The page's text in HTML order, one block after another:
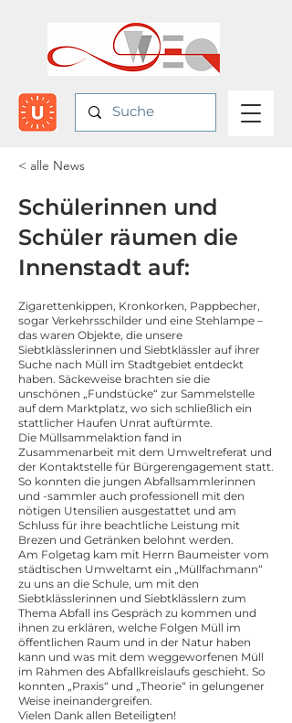
< alle News
Schülerinnen und
Schüler räumen die
Innenstadt auf:
Zigarettenkippen, Kronkorken, Pappbecher,
sogar Verkehrsschilder und eine Stehlampe –
das waren Objekte, die unsere
Siebtklässlerinnen und Siebtklässler auf ihrer
Suche nach Müll im Stadtgebiet entdeckt
haben. Säckeweise brachten sie die
unschönen „Fundstücke“ zur Sammelstelle
auf dem Marktplatz, wo sich schließlich ein
stattlicher Haufen Unrat auftürmte.
Die Müllsammelaktion fand in
Zusammenarbeit mit dem Umweltreferat und
der Kontaktstelle für Bürgerengagement statt.
So konnten die jungen Abfallsammlerinnen
und -sammler auch professionell mit den
nötigen Utensilien ausgestattet und am
Schluss für ihre beachtliche Leistung mit
Brezen und Getränken belohnt werden.
Am Folgetag kam mit Herrn Baumeister vom
städtischen Umweltamt ein „Müllfachmann“
zu uns an die Schule, um mit den
Siebtklässlerinnen und Siebtklässlern zum
Thema Abfall ins Gespräch zu kommen und
ihnen zu erklären, welche Folgen Müll im
öffentlichen Raum und in der Natur haben
kann und was mit dem weggeworfenen Müll
im Rahmen des Abfallkreislaufs geschieht. So
konnten „Praxis“ und „Theorie“ in gelungener
Weise ineinandergreifen.
Vielen Dank allen Beteiligten!